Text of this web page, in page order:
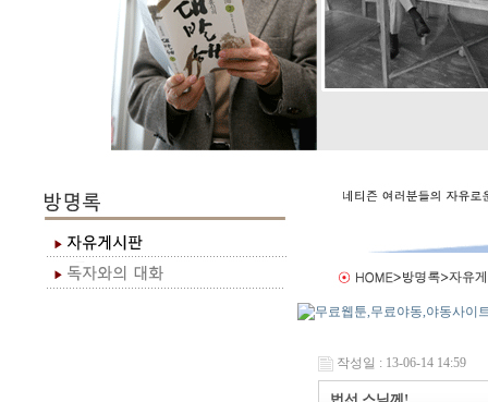
작성일 : 13-06-14 14:59